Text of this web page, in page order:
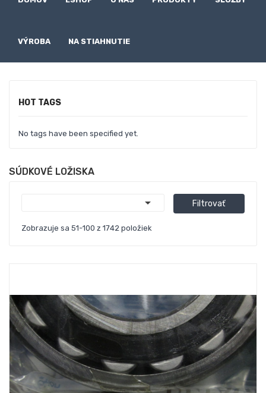
VÝROBA NA STIAHNUTIE
HOT TAGS
No tags have been specified yet.
SÚDKOVÉ LOŽISKA
 Filtrovať
Zobrazuje sa 51-100 z 1742 položiek